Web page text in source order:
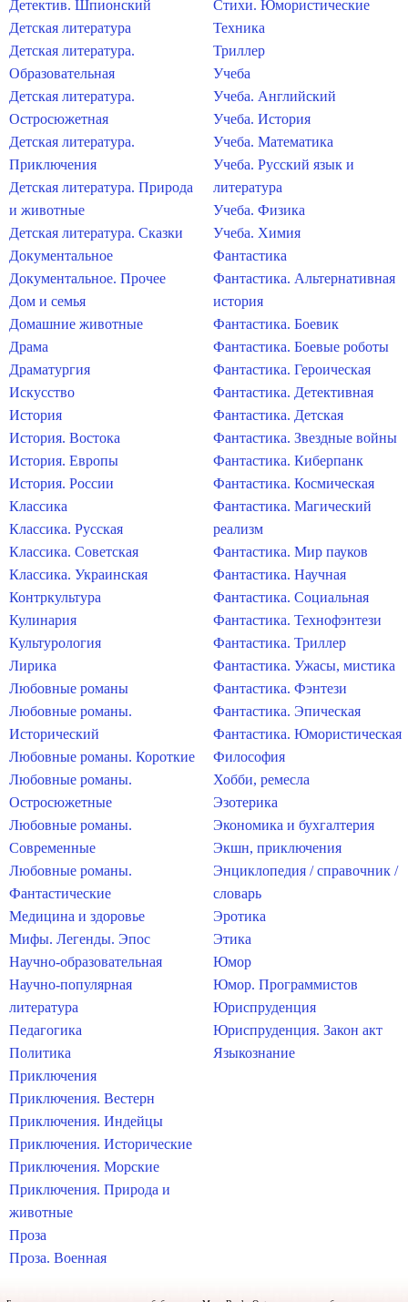
Детектив. Шпионский
Детская литература
Детская литература.
Образовательная
Детская литература.
Остросюжетная
Детская литература.
Приключения
Детская литература. Природа
и животные
Детская литература. Сказки
Документальное
Документальное. Прочее
Дом и семья
Домашние животные
Драма
Драматургия
Искусство
История
История. Востока
История. Европы
История. России
Классика
Классика. Русская
Классика. Советская
Классика. Украинская
Контркультура
Кулинария
Культурология
Лирика
Любовные романы
Любовные романы.
Исторический
Любовные романы. Короткие
Любовные романы.
Остросюжетные
Любовные романы.
Современные
Любовные романы.
Фантастические
Медицина и здоровье
Мифы. Легенды. Эпос
Научно-образовательная
Научно-популярная
литература
Педагогика
Политика
Приключения
Приключения. Вестерн
Приключения. Индейцы
Приключения. Исторические
Приключения. Морские
Приключения. Природа и
животные
Проза
Проза. Военная
Стихи. Юмористические
Техника
Триллер
Учеба
Учеба. Английский
Учеба. История
Учеба. Математика
Учеба. Русский язык и
литература
Учеба. Физика
Учеба. Химия
Фантастика
Фантастика. Альтернативная
история
Фантастика. Боевик
Фантастика. Боевые роботы
Фантастика. Героическая
Фантастика. Детективная
Фантастика. Детская
Фантастика. Звездные войны
Фантастика. Киберпанк
Фантастика. Космическая
Фантастика. Магический
реализм
Фантастика. Мир пауков
Фантастика. Научная
Фантастика. Социальная
Фантастика. Технофэнтези
Фантастика. Триллер
Фантастика. Ужасы, мистика
Фантастика. Фэнтези
Фантастика. Эпическая
Фантастика. Юмористическая
Философия
Хобби, ремесла
Эзотерика
Экономика и бухгалтерия
Экшн, приключения
Энциклопедия / справочник /
словарь
Эротика
Этика
Юмор
Юмор. Программистов
Юриспруденция
Юриспруденция. Закон акт
Языкознание